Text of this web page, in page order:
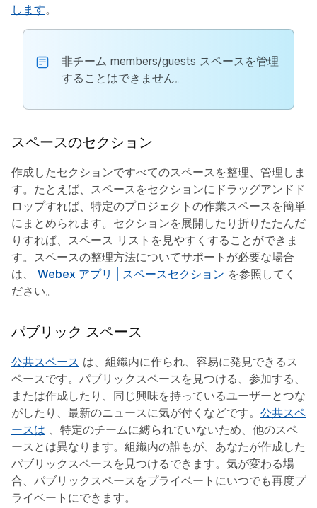
します。
非チーム members/guests スペースを管理
することはできません。
スペースのセクション
作成したセクションですべてのスペースを整理、管理しま
す。たとえば、スペースをセクションにドラッグアンドド
ロップすれば、特定のプロジェクトの作業スペースを簡単
にまとめられます。セクションを展開したり折りたたんだ
りすれば、スペース リストを見やすくすることができま
す。スペースの整理方法についてサポートが必要な場合
は、 Webex アプリ | スペースセクション を参照してく
ださい。
パブリック スペース
公共スペース は、組織内に作られ、容易に発見できるス
ペースです。パブリックスペースを見つける、参加する、
または作成したり、同じ興味を持っているユーザーとつな
がしたり、最新のニュースに気が付くなどです。 公共スペ
ースは 、特定のチームに縛られていないため、他のスペ
ースとは異なります。組織内の誰もが、あなたが作成した
パブリックスペースを見つけるできます。気が変わる場
合、パブリックスペースをプライベートにいつでも再度プ
ライベートにできます。